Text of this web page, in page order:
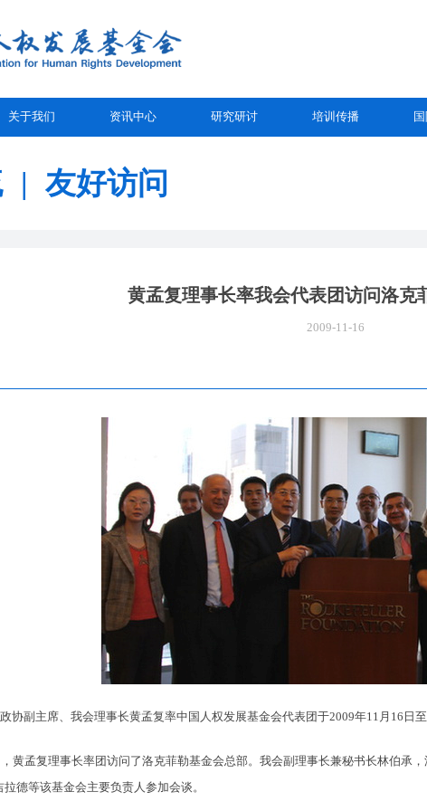
关于我们 资讯中心 研究研讨 培训传播
| 友好访问
黄孟复理事长率我会代表团访问洛克
2009-11-16
副主席、我会理事长黄孟复率中国人权发展基金会代表团于2009年11月16日至
孟复理事长率团访问了洛克菲勒基金会总部。我会副理事长兼秘书长林伯承，
拉德等该基金会主要负责人参加会谈。